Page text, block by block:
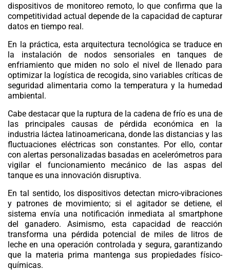
dispositivos de monitoreo remoto, lo que confirma que la
competitividad actual depende de la capacidad de capturar
datos en tiempo real.
En la práctica, esta arquitectura tecnológica se traduce en
la instalación de nodos sensoriales en tanques de
enfriamiento que miden no solo el nivel de llenado para
optimizar la logística de recogida, sino variables críticas de
seguridad alimentaria como la temperatura y la humedad
ambiental.
Cabe destacar que la ruptura de la cadena de frío es una de
las principales causas de pérdida económica en la
industria láctea latinoamericana, donde las distancias y las
fluctuaciones eléctricas son constantes. Por ello, contar
con alertas personalizadas basadas en acelerómetros para
vigilar el funcionamiento mecánico de las aspas del
tanque es una innovación disruptiva.
En tal sentido, los dispositivos detectan micro-vibraciones
y patrones de movimiento; si el agitador se detiene, el
sistema envía una notificación inmediata al smartphone
del ganadero. Asimismo, esta capacidad de reacción
transforma una pérdida potencial de miles de litros de
leche en una operación controlada y segura, garantizando
que la materia prima mantenga sus propiedades físico-
químicas.